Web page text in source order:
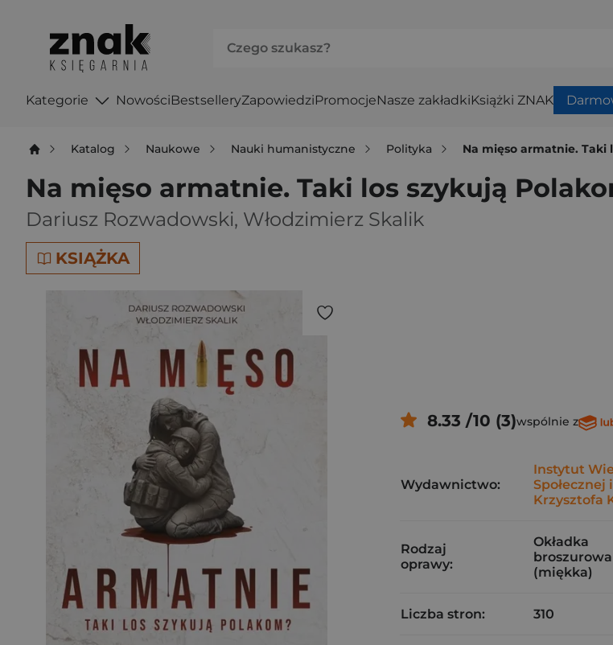
Kategorie NowościBestselleryZapowiedziPromocjeNasze zakładkiKsiążki ZNAK
Katalog Naukowe Nauki humanistyczne Polityka Na mięso armatnie. Taki
Na mięso armatnie. Taki los szykują
Dariusz Rozwadowski, Włodzimierz Skalik
KSIĄŻKA
8.33 /10 (3)wspólnie z
Wydawnictwo:
Instytut
Społecznej
Krzysztofa
Rodzaj
oprawy:
Okładka
broszurowa
(miękka)
Liczba stron: 310